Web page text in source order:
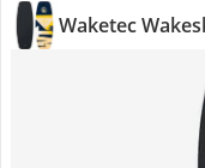
Waketec